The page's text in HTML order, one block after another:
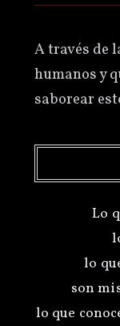
A través de
humanos y
saborear
Lo
lo
son
lo que